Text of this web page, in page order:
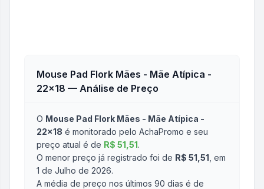
Mouse Pad Flork Mães - Mãe Atípica -
22x18 — Análise de Preço
O Mouse Pad Flork Mães - Mãe Atípica -
22x18 é monitorado pelo AchaPromo e seu
preço atual é de R$ 51,51.
O menor preço já registrado foi de R$ 51,51 , em
1 de Julho de 2026.
A média de preço nos últimos 90 dias é de